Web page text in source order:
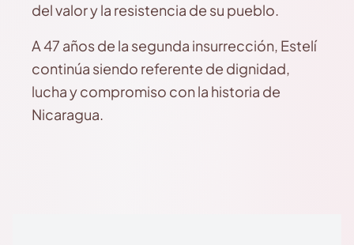
del valor y la resistencia de su pueblo.
A 47 años de la segunda insurrección, Estelí
continúa siendo referente de dignidad,
lucha y compromiso con la historia de
Nicaragua.